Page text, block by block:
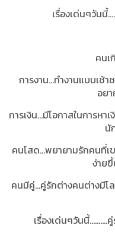
เรื่องเด่นๆวันนี้
คน
การงาน...ทำงานแบบเช้
อย
การเงิน...มีโอกาสในการห
นั
คนโสด...พยายามรักคนที่เ
ง่าย
คนมีคู่...คู่รักต่างคนต่างมี
เรื่องเด่นๆวันนี้